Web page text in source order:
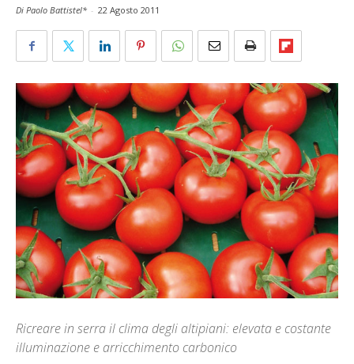
Di Paolo Battistel* - 22 Agosto 2011
Ricreare in serra il clima degli altipiani: elevata e costante
illuminazione e arricchimento carbonico